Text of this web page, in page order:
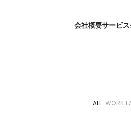
会社概要サービス
ALL WORK